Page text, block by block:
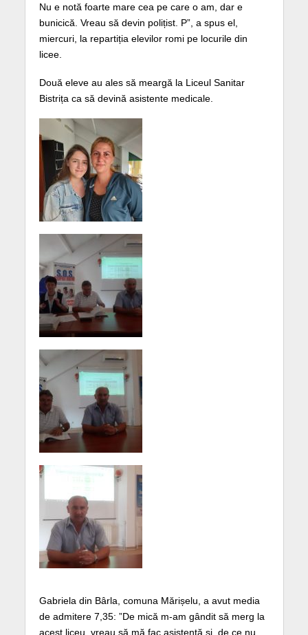
Nu e notă foarte mare cea pe care o am, dar e
bunicică. Vreau să devin polițist. P”, a spus el,
miercuri, la repartiția elevilor romi pe locurile din
licee.
Două eleve au ales să meargă la Liceul Sanitar
Bistrița ca să devină asistente medicale.
Gabriela din Bârla, comuna Mărișelu, a avut media
de admitere 7,35: ”De mică m-am gândit să merg la
acest liceu, vreau să mă fac asistentă și, de ce nu,